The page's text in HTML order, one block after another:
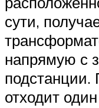
сути,
напрямую с
подстанции.
отходит